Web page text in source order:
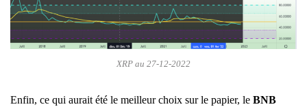
XRP au 27-12-2022
Enfin, ce qui aurait été le meilleur choix sur le papier, le BNB